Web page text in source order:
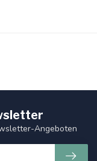
Angeboten